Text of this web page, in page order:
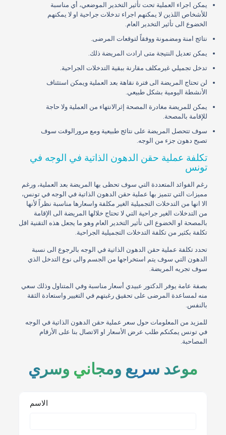
يمكن اجراء العملية تحت تأثير التخدير الموضعي، أي مناسبة
للأشخاص اللذين لا يمكنهم اجراء تدخلات جراحية او لا يمكنهم
الخضوع الى تأثير التخدير العام.
نتائج امنة ومضمونة ووفقاً لتوقعات المرضى.
يمكن تعديل النتيجة متى ارادت المريضة ذلك.
تدخل تجميلي غيرمكلف مقارنة ببقية التدخلات الجراحية.
لن تحتاج المريضة الى فترة نقاهة بعد العملية ويمكن استئناف
الأنشطة اليومية بشكل طبيعي.
يمكن للمريضة مغادرة المصحة إثرالانتهاء من العملية ولا حاجة
للإقامة بالمصحة.
سوف تتحصل المريضة على نتائج طبيعية ومع مرورالوقت سوف
تصبح دهون جزء من الوجه.
تكلفة عملية حقن الدهون الذاتية في الوجه في
تونس
رغم الفوائد المتعددة التي سوف تحظى بها المريضة بعد العملية، ورغم
مميزات التي تتميز بها عملية حقن الدهون الذاتية في الوجه في تونس،
الا انها من التدخلات التجميلية الغير مكلفة واسعارها مناسبة نظراً لأنها
من التدخلات الغير جراحية التي لا تحتاج خلالها المريضة الى الإقامة
بالمصحة او الخضوع الى تأثير التخدير العام وهو ما يجعل هذه التقنية اقل
تكلفة بكثير من تكلفة التدخلات التجميلية الجراحية.
تحدد تكلفة عملية حقن الدهون الذاتية في الوجه بالرجوع الى نسبة
الدهون التي سوف يتم استخراجها من الجسم والى نوع التدخل الذي
سوف تجريه المريضة.
بصفة عامة يوفر الدكتور عبيدي أسعار مناسبة وفي المتناول وذلك سعي
منه لمساعدة المرضى على تحقيق رغبتهم في التغيير واستعادة الثقة
بالنفس.
للمزيد من المعلومات حول سعر عملية حقن الدهون الذاتية في الوجه
في تونس يمكنكم طلب عرض الأسعار او الاتصال بنا على الأرقام
المصاحبة.
موعد سريع ومجاني وسري